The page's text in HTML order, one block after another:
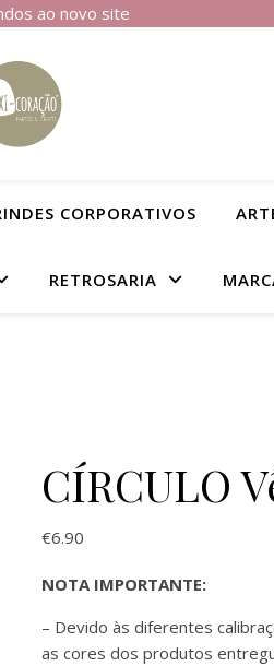
ao novo site
CORPORATIVOS
RETROSARIA
CÍRCULO
€6.90
NOTA IMPORTANTE:
– Devido às diferentes
as cores dos produtos